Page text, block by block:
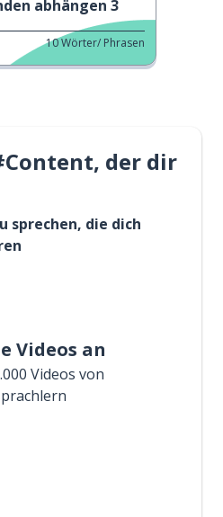
abhängen 3
10Wörter/ Phrasen
der dir
sprechen, die dich
Videos an
Videos von